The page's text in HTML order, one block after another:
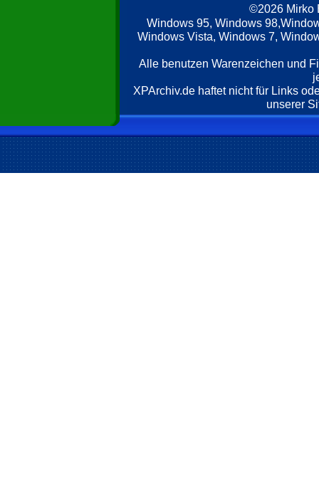
©2026 Mirko
Windows 95, Windows
Windows Vista, Windows 7,
Alle benutzen Warenzeichen und
XPArchiv.de haftet nicht für Links
unserer